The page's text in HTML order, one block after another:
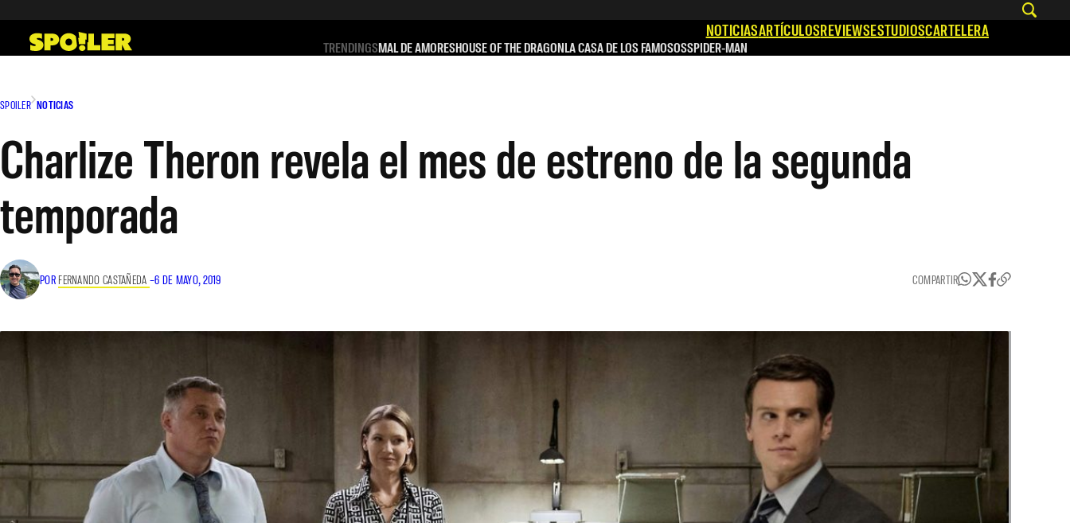
contenido
NOTICIASARTÍCULOSREVIEWSESTUDIOSCARTELERA
TRENDINGSMAL DE AMORESHOUSE OF THE DRAGONLA CASA DE LOS FAMOSOSSPIDER-MAN
SPOILER NOTICIAS
Charlize Theron revela el mes de estreno de la segunda
temporada
POR FERNANDO CASTAÑEDA –6 DE MAYO, 2019 COMPARTIR